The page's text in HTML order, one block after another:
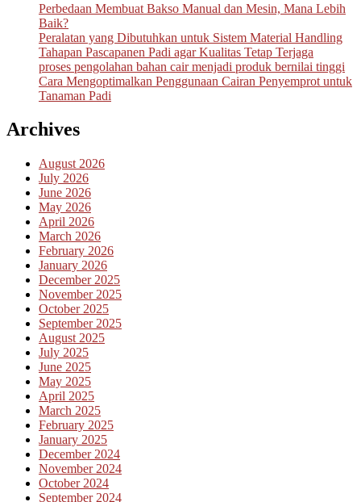
Perbedaan Membuat Bakso Manual dan Mesin, Mana Lebih
Baik?
Peralatan yang Dibutuhkan untuk Sistem Material Handling
Tahapan Pascapanen Padi agar Kualitas Tetap Terjaga
proses pengolahan bahan cair menjadi produk bernilai tinggi
Cara Mengoptimalkan Penggunaan Cairan Penyemprot untuk
Tanaman Padi
Archives
August 2026
July 2026
June 2026
May 2026
April 2026
March 2026
February 2026
January 2026
December 2025
November 2025
October 2025
September 2025
August 2025
July 2025
June 2025
May 2025
April 2025
March 2025
February 2025
January 2025
December 2024
November 2024
October 2024
September 2024